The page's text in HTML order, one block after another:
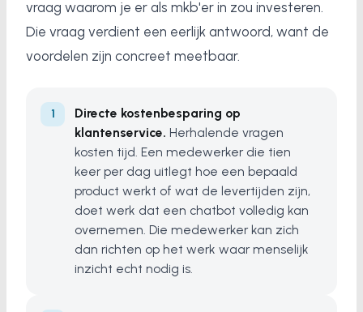
vraag waarom je er als mkb'er in zou investeren.
Die vraag verdient een eerlijk antwoord, want de
voordelen zijn concreet meetbaar.
Directe kostenbesparing op
klantenservice. Herhalende vragen
kosten tijd. Een medewerker die tien
keer per dag uitlegt hoe een bepaald
product werkt of wat de levertijden zijn,
doet werk dat een chatbot volledig kan
overnemen. Die medewerker kan zich
dan richten op het werk waar menselijk
inzicht echt nodig is.